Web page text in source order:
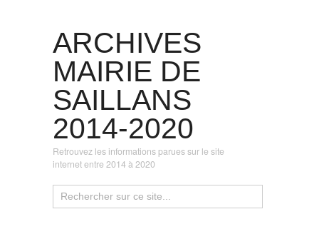
ARCHIVES
MAIRIE DE
SAILLANS
2014-2020
Retrouvez les informations parues sur le site
internet entre 2014 à 2020